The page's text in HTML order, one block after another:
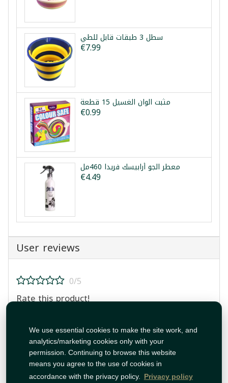
We use essential cookies to make the site work, and
analytics/marketing cookies only with your
permission. Continuing to browse this website
means you agree to the use of cookies in
accordance with the privacy policy. Privacy policy
سطل 3 طبقات قابل للطي
€7.99
مثبت الوان الغسيل 15 قطعة
€0.99
معطر الجو أرابيسك فريدا 460مل
€4.49
User reviews
0/5
Rate this product!
Post Review